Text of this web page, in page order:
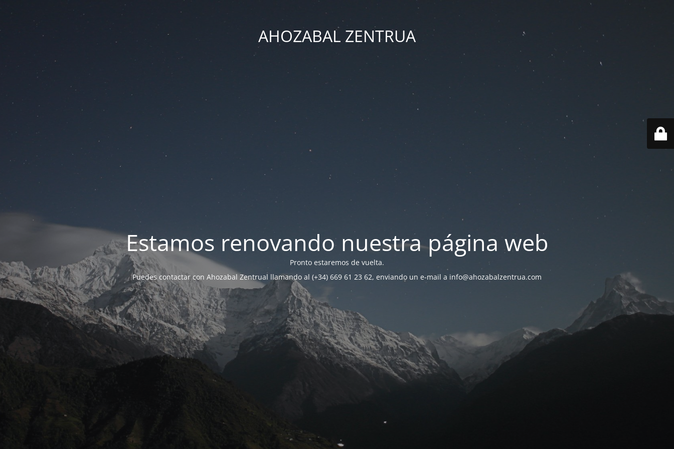
AHOZABAL ZENTRUA
Estamos renovando nuestra página web
Pronto estaremos de vuelta.
Puedes contactar con Ahozabal Zentrual llamando al (+34) 669 61 23 62, enviando un e-mail a info@ahozabalzentrua.com